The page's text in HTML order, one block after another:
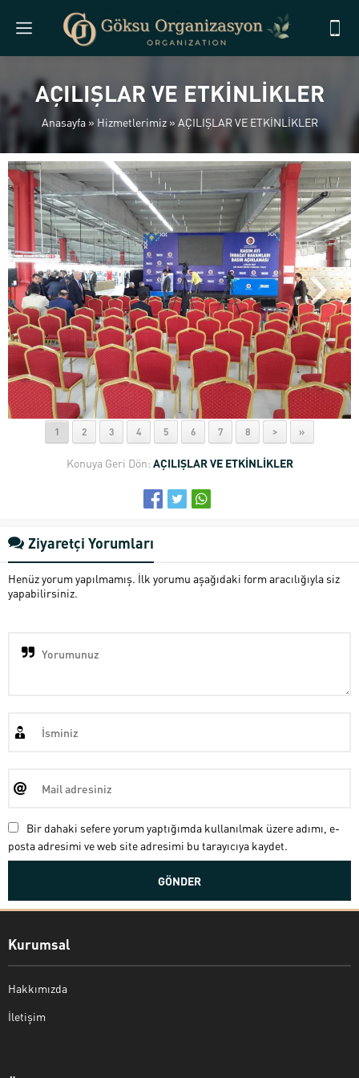
AÇILIŞLAR VE ETKİNLİKLER
Anasayfa» Hizmetlerimiz» AÇILIŞLAR VE ETKİNLİKLER
1 2 3 4 5 6 7 8 > »
Konuya Geri Dön: AÇILIŞLAR VE ETKİNLİKLER
Ziyaretçi Yorumları
Henüz yorum yapılmamış. İlk yorumu aşağıdaki form aracılığıyla siz
yapabilirsiniz.
Bir dahaki sefere yorum yaptığımda kullanılmak üzere adımı, e-
posta adresimi ve web site adresimi bu tarayıcıya kaydet.
Kurumsal
Hakkımızda
İletişim